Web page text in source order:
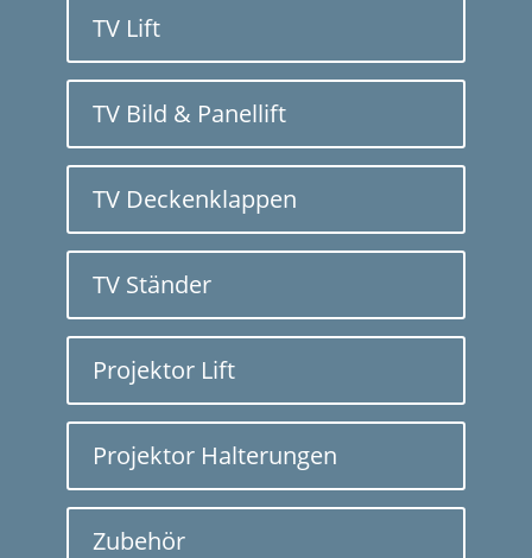
TV Lift
TV Bild & Panellift
TV Deckenklappen
TV Ständer
Projektor Lift
Projektor Halterungen
Zubehör